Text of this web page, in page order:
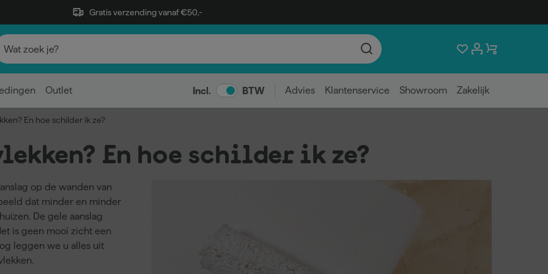
Gratis verzending vanaf €50,-
Outlet Incl. BTW Advies Klantenservice Showroom Zakelijk
En hoe schilder ik ze?
En hoe schilder ik ze?
op de wanden van
dat minder en minder
De gele aanslag
is geen mooi zicht een
leggen we u alles uit